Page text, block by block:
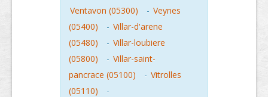
Ventavon (05300)
- Veynes
(05400)
- Villar-d'arene
(05480)
- Villar-loubiere
(05800)
- Villar-saint-
pancrace (05100)
- Vitrolles
(05110)
-